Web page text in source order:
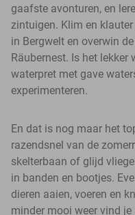
gaafste avonturen, en
zintuigen. Klim en
in Bergwelt en overwin
Räubernest. Is het lekker
waterpret met gave
experimenteren.
En dat is nog maar het
razendsnel van de
skelterbaan of glijd
in banden en bootjes.
dieren aaien, voeren en
minder mooi weer vind